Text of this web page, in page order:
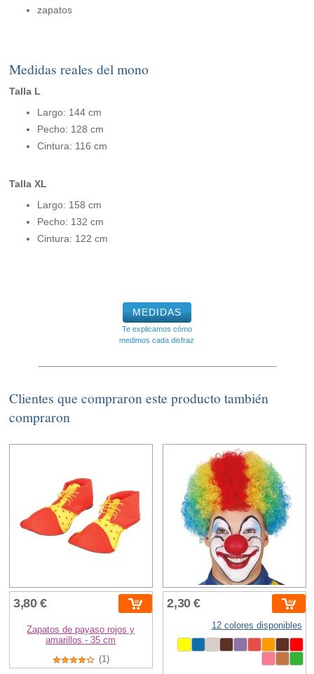
zapatos
Medidas reales del mono
Talla L
Largo: 144 cm
Pecho: 128 cm
Cintura: 116 cm
Talla XL
Largo: 158 cm
Pecho: 132 cm
Cintura: 122 cm
MEDIDAS
Te explicamos cómo
medimos cada disfraz
Clientes que compraron este producto también
compraron
3,80 €
Zapatos de payaso rojos y
amarillos - 35 cm
(1)
2,30 €
12 colores disponibles